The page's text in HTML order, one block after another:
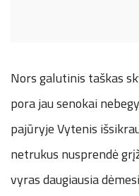
Nors galutinis taškas
pora jau senokai
pajūryje Vytenis
netrukus nusprendė
vyras daugiausia